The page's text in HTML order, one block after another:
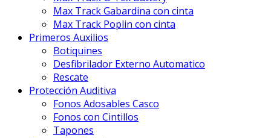
Max Track Gabardina con cinta
Max Track Poplin con cinta
Primeros Auxilios
Botiquines
Desfibrilador Externo Automatico
Rescate
Protección Auditiva
Fonos Adosables Casco
Fonos con Cintillos
Tapones